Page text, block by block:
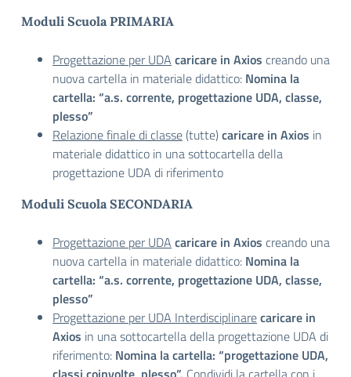
Moduli Scuola PRIMARIA
Progettazione per UDA caricare in Axios creando una
nuova cartella in materiale didattico: Nomina la
cartella: “a.s. corrente, progettazione UDA, classe,
plesso”
Relazione finale di classe (tutte)caricare in Axios in
materiale didattico in una sottocartella della
progettazione UDA di riferimento
Moduli Scuola SECONDARIA
Progettazione per UDA caricare in Axios creando una
nuova cartella in materiale didattico: Nomina la
cartella: “a.s. corrente, progettazione UDA, classe,
plesso”
Progettazione per UDA Interdisciplinarecaricare in
Axios in una sottocartella della progettazione UDA di
riferimento: Nomina la cartella: “progettazione UDA,